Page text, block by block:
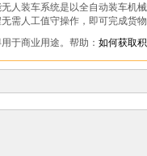
人装车系统是以全自动装车机
需人工值守操作，即可完成货
于商业用途。帮助： 如何获取